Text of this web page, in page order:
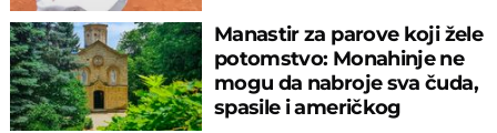
Manastir za parove koji žele
potomstvo: Monahinje ne
mogu da nabroje sva čuda,
spasile i američkog